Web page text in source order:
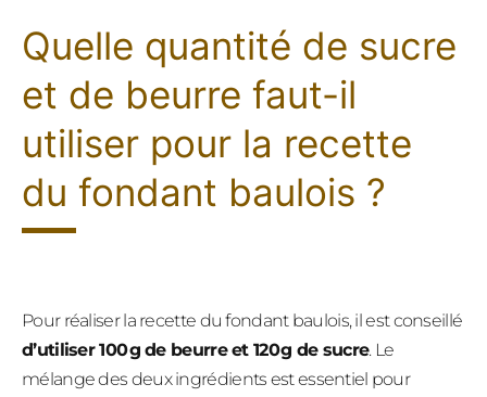
Quelle quantité de sucre
et de beurre faut-il
utiliser pour la recette
du fondant baulois ?
Pour réaliser la recette du fondant baulois, il est conseillé
d’utiliser 100 g de beurre et 120 g de sucre. Le
mélange des deux ingrédients est essentiel pour